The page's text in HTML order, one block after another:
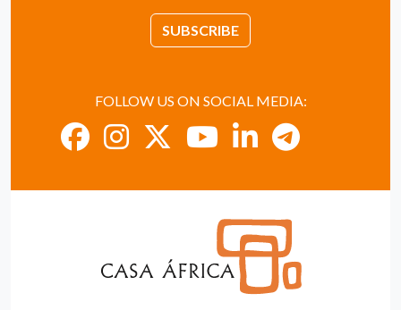
SUBSCRIBE
FOLLOW US ON SOCIAL MEDIA: